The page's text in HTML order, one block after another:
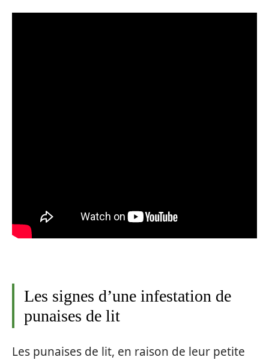
Les signes d’une infestation de
punaises de lit
Les punaises de lit, en raison de leur petite